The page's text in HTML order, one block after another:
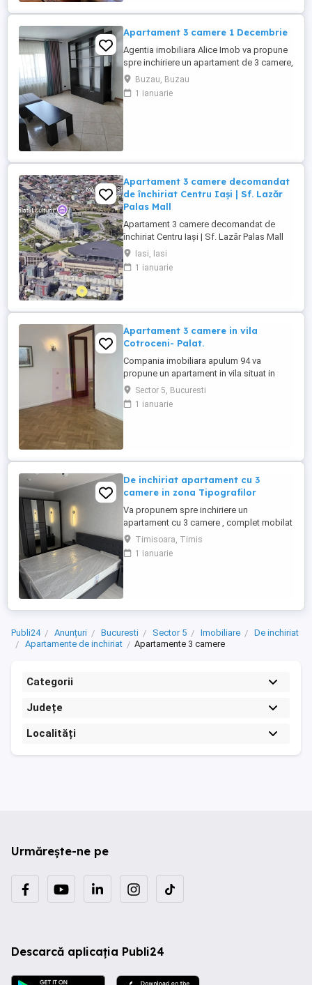
deschis. Apartamentul ...
Apartament 3 camere 1 Decembrie
Agentia imobiliara Alice Imob va propune
spre inchiriere un apartament de 3 camere,
confort 1, decomandat, zona 1Decembrie.
Situat la etajul 7 7 cu o suprafata utila de
aproximativ 70mp, mobilat si utilat de
Buzau, Buzau
1 ianuarie
Apartament 3 camere decomandat
de închiriat Centru Iași | Sf. Lazăr
Palas Mall
Apartament 3 camere decomandat de
închiriat Centru Iași | Sf. Lazăr Palas Mall
Se oferă spre închiriere un apartament
spațios și luminos cu 3 camere
decomandate, situat într-o zonă
și de principalele puncte ...
Iasi, Iasi
1 ianuarie
Apartament 3 camere in vila
Cotroceni- Palat.
Compania imobiliara apulum 94 va
propune un apartament in vila situat in
zona Cotroceni- in apopiere de Palat. Vila
este construita in 1934, foarte solida.
Apartamentul este situat la etajul 1/2, are 3
Sector 5, Bucuresti
1 ianuarie
De inchiriat apartament cu 3
camere in zona Tipografilor
Va propunem spre inchiriere un
apartament cu 3 camere , complet mobilat
si utilat in zona Tipografiilor. Apartamentul
are o suprafata de 66mp si se afla la etajul
1 intr-un bloc cu regim de inaltime P + 10.
Timisoara, Timis
1 ianuarie
Publi24 Anunțuri Bucuresti Sector 5 Imobiliare
De inchiriat
Apartamente de inchiriat
Apartamente 3 camere
Categorii
Județe
Localități
Urmărește-ne pe
Descarcă aplicația Publi24